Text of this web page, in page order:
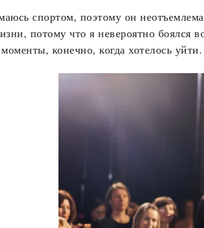
спортом, поэтому он
потому что я невероятно боялся
конечно, когда хотелось уйти.